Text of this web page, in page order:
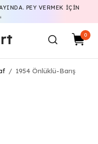
PEY VERMEK IÇIN
0
/ 1954 Önlüklü-Barış